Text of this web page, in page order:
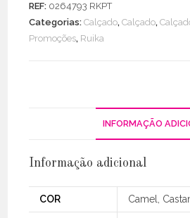
Hermes
Pele
REF: 0264793 RKPT
Categorias:Calçado,Calçado,
Promoções, Ruika
INFORMAÇÃO
Informação adicional
COR Camel,